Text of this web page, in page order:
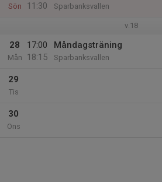
Sön
11:30
Sparbanksvallen
v.18
28
Mån
17:00
18:15
Måndagsträning
Sparbanksvallen
29
Tis
30
Ons